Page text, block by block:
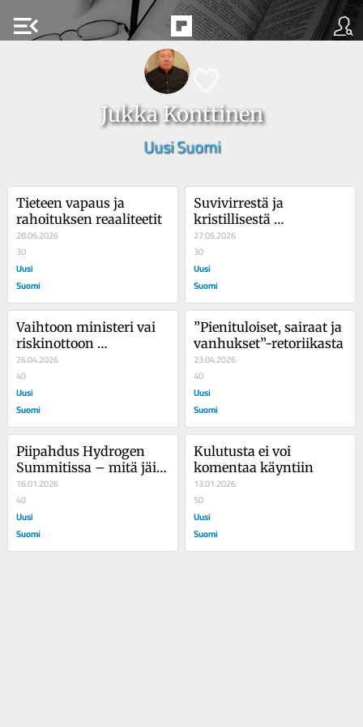
menu_open
Jukka Konttinen
Uusi Suomi
Tieteen vapaus ja
rahoituksen reaaliteetit
28.06.2026
30
Uusi
Suomi
Suvivirrestä ja
kristillisestä
kulttuuriperinteestä
27.05.2026
30
Uusi
Suomi
Vaihtoon ministeri vai
riskinottoon
suhtautuminen?
26.04.2026
40
Uusi
Suomi
”Pienituloiset, sairaat ja
vanhukset”-retoriikasta
23.04.2026
40
Uusi
Suomi
Piipahdus Hydrogen
Summitissa – mitä jäi
käteen?
16.01.2026
40
Uusi
Suomi
Kulutusta ei voi
komentaa käyntiin
13.01.2026
50
Uusi
Suomi